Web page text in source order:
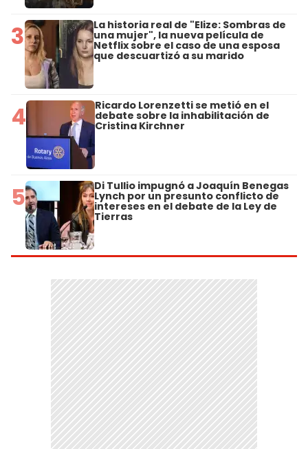
3 La historia real de "Elize: Sombras de
una mujer", la nueva película de
Netflix sobre el caso de una esposa
que descuartizó a su marido
4 Ricardo Lorenzetti se metió en el
debate sobre la inhabilitación de
Cristina Kirchner
5 Di Tullio impugnó a Joaquín Benegas
Lynch por un presunto conflicto de
intereses en el debate de la Ley de
Tierras